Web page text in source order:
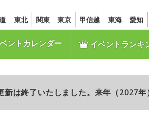
東北 関東 東京 甲信越 東海 愛知
ントカレンダー イベントランキ
新は終了いたしました。来年（2027年